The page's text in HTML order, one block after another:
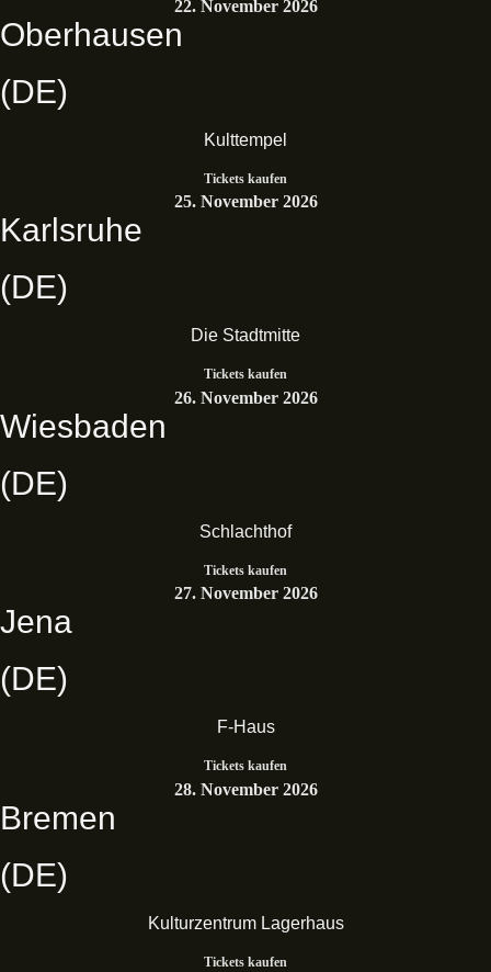
22. November 2026
Oberhausen
(DE)
Kulttempel
Tickets kaufen
25. November 2026
Karlsruhe
(DE)
Die Stadtmitte
Tickets kaufen
26. November 2026
Wiesbaden
(DE)
Schlachthof
Tickets kaufen
27. November 2026
Jena
(DE)
F-Haus
Tickets kaufen
28. November 2026
Bremen
(DE)
Kulturzentrum Lagerhaus
Tickets kaufen